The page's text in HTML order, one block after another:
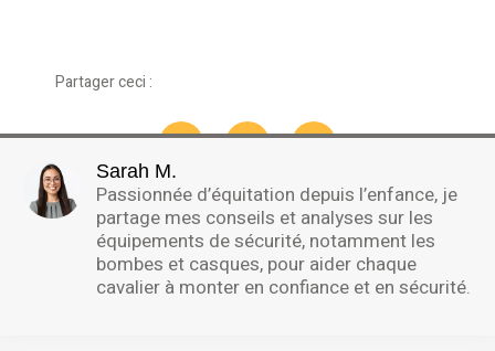
Partager ceci :
Sarah M.
Passionnée d’équitation depuis l’enfance, je
partage mes conseils et analyses sur les
équipements de sécurité, notamment les
bombes et casques, pour aider chaque
cavalier à monter en confiance et en sécurité.